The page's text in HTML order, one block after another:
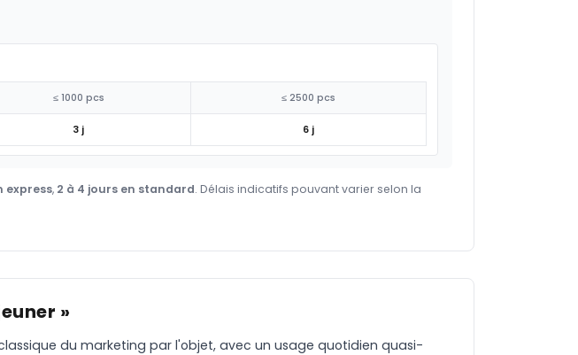
≤ 1000 pcs ≤ 2500 pcs
3 j 6 j
express, 2 à 4 jours en standard. Délais indicatifs pouvant varier selon la
»
du marketing par l'objet, avec un usage quotidien quasi-